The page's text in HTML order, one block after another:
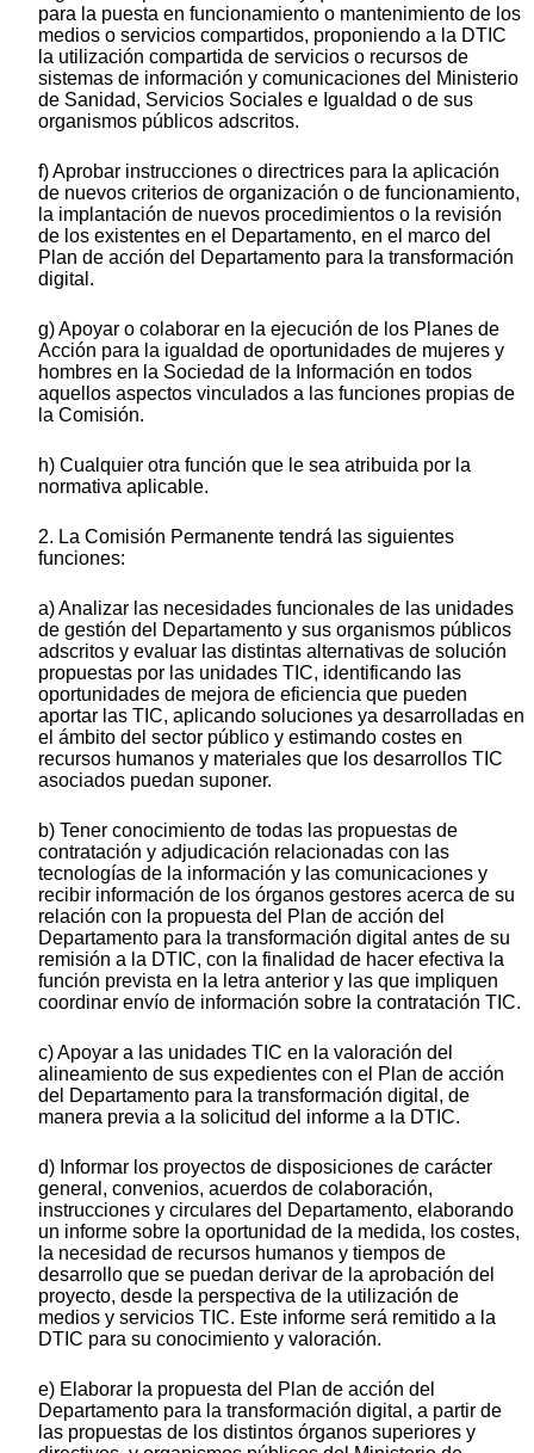
para la puesta en funcionamiento o mantenimiento de los
medios o servicios compartidos, proponiendo a la DTIC
la utilización compartida de servicios o recursos de
sistemas de información y comunicaciones del Ministerio
de Sanidad, Servicios Sociales e Igualdad o de sus
organismos públicos adscritos.
f) Aprobar instrucciones o directrices para la aplicación
de nuevos criterios de organización o de funcionamiento,
la implantación de nuevos procedimientos o la revisión
de los existentes en el Departamento, en el marco del
Plan de acción del Departamento para la transformación
digital.
g) Apoyar o colaborar en la ejecución de los Planes de
Acción para la igualdad de oportunidades de mujeres y
hombres en la Sociedad de la Información en todos
aquellos aspectos vinculados a las funciones propias de
la Comisión.
h) Cualquier otra función que le sea atribuida por la
normativa aplicable.
2. La Comisión Permanente tendrá las siguientes
funciones:
a) Analizar las necesidades funcionales de las unidades
de gestión del Departamento y sus organismos públicos
adscritos y evaluar las distintas alternativas de solución
propuestas por las unidades TIC, identificando las
oportunidades de mejora de eficiencia que pueden
aportar las TIC, aplicando soluciones ya desarrolladas en
el ámbito del sector público y estimando costes en
recursos humanos y materiales que los desarrollos TIC
asociados puedan suponer.
b) Tener conocimiento de todas las propuestas de
contratación y adjudicación relacionadas con las
tecnologías de la información y las comunicaciones y
recibir información de los órganos gestores acerca de su
relación con la propuesta del Plan de acción del
Departamento para la transformación digital antes de su
remisión a la DTIC, con la finalidad de hacer efectiva la
función prevista en la letra anterior y las que impliquen
coordinar envío de información sobre la contratación TIC.
c) Apoyar a las unidades TIC en la valoración del
alineamiento de sus expedientes con el Plan de acción
del Departamento para la transformación digital, de
manera previa a la solicitud del informe a la DTIC.
d) Informar los proyectos de disposiciones de carácter
general, convenios, acuerdos de colaboración,
instrucciones y circulares del Departamento, elaborando
un informe sobre la oportunidad de la medida, los costes,
la necesidad de recursos humanos y tiempos de
desarrollo que se puedan derivar de la aprobación del
proyecto, desde la perspectiva de la utilización de
medios y servicios TIC. Este informe será remitido a la
DTIC para su conocimiento y valoración.
e) Elaborar la propuesta del Plan de acción del
Departamento para la transformación digital, a partir de
las propuestas de los distintos órganos superiores y